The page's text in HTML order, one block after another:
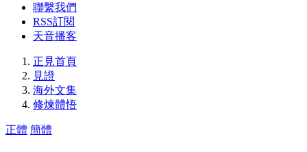
聯繫我們
RSS訂閱
天音播客
正見首頁
見證
海外文集
修煉體悟
正體 簡體